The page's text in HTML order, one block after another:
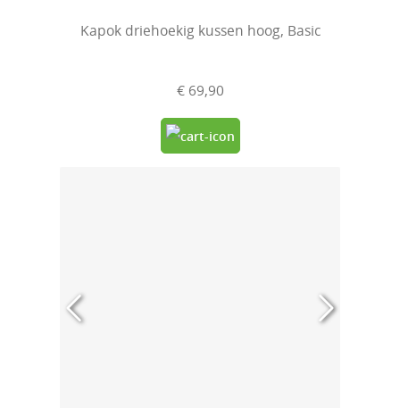
Kapok driehoekig kussen hoog, Basic
€ 69,90